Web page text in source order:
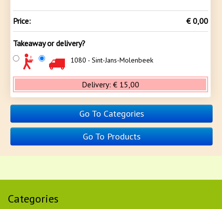
Price: € 0,00
Takeaway or delivery?
1080 - Sint-Jans-Molenbeek
Delivery: € 15,00
Go To Categories
Go To Products
Categories